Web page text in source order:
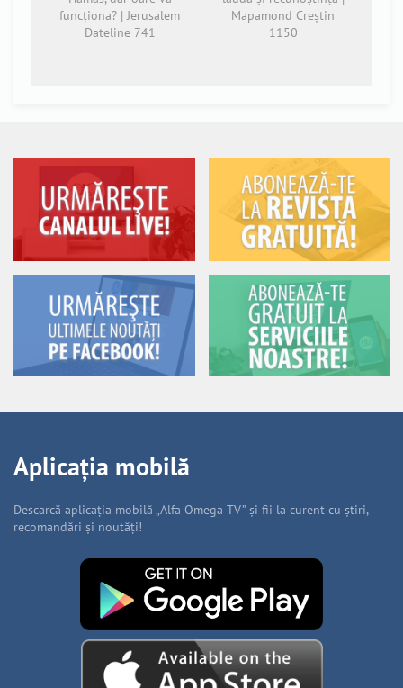
funcționa? | Jerusalem
Dateline 741
Mapamond Creștin
1150
Aplicația mobilă
Descarcă aplicația mobilă „Alfa Omega TV” și fii la curent cu știri,
recomandări și noutăți!